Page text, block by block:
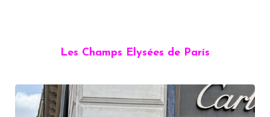
Les Champs Elysées de París